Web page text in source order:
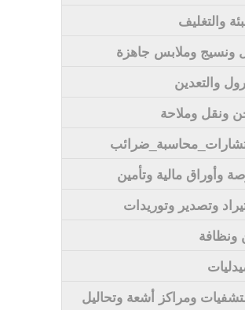
والتغليف
ونسيج وملابس جاهزة
والتعدين
ونقل وملاحة
وأوراق مالية وتأمين
وتصدير وتوريدات
ونظافة
ومراكز أشعة وتحاليل